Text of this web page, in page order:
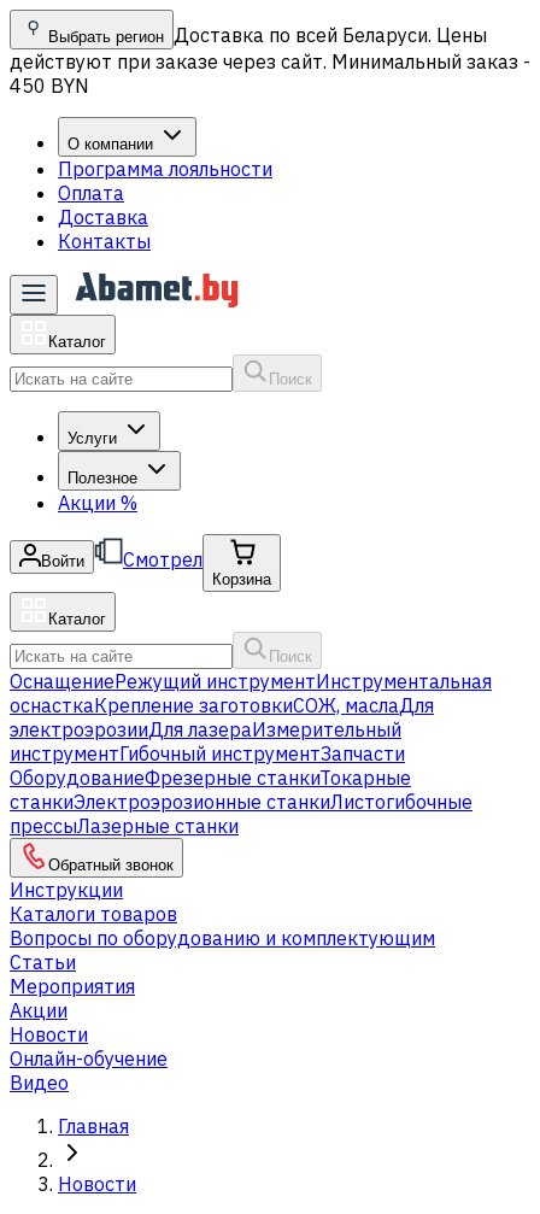
Выбрать регион Доставка по всей Беларуси. Цены
действуют при заказе через сайт. Минимальный заказ -
450 BYN
О компании
Программа лояльности
Оплата
Доставка
Контакты
Каталог
Поиск
Услуги
Полезное
Акции %
Войти Смотрел
Корзина
Каталог
Поиск
ОснащениеРежущий инструментИнструментальная
оснасткаКрепление заготовкиСОЖ, маслаДля
электроэрозииДля лазераИзмерительный
инструментГибочный инструментЗапчасти
ОборудованиеФрезерные станкиТокарные
станкиЭлектроэрозионные станкиЛистогибочные
прессыЛазерные станки
Обратный звонок
Инструкции
Каталоги товаров
Вопросы по оборудованию и комплектующим
Статьи
Мероприятия
Акции
Новости
Онлайн-обучение
Видео
Главная
Новости